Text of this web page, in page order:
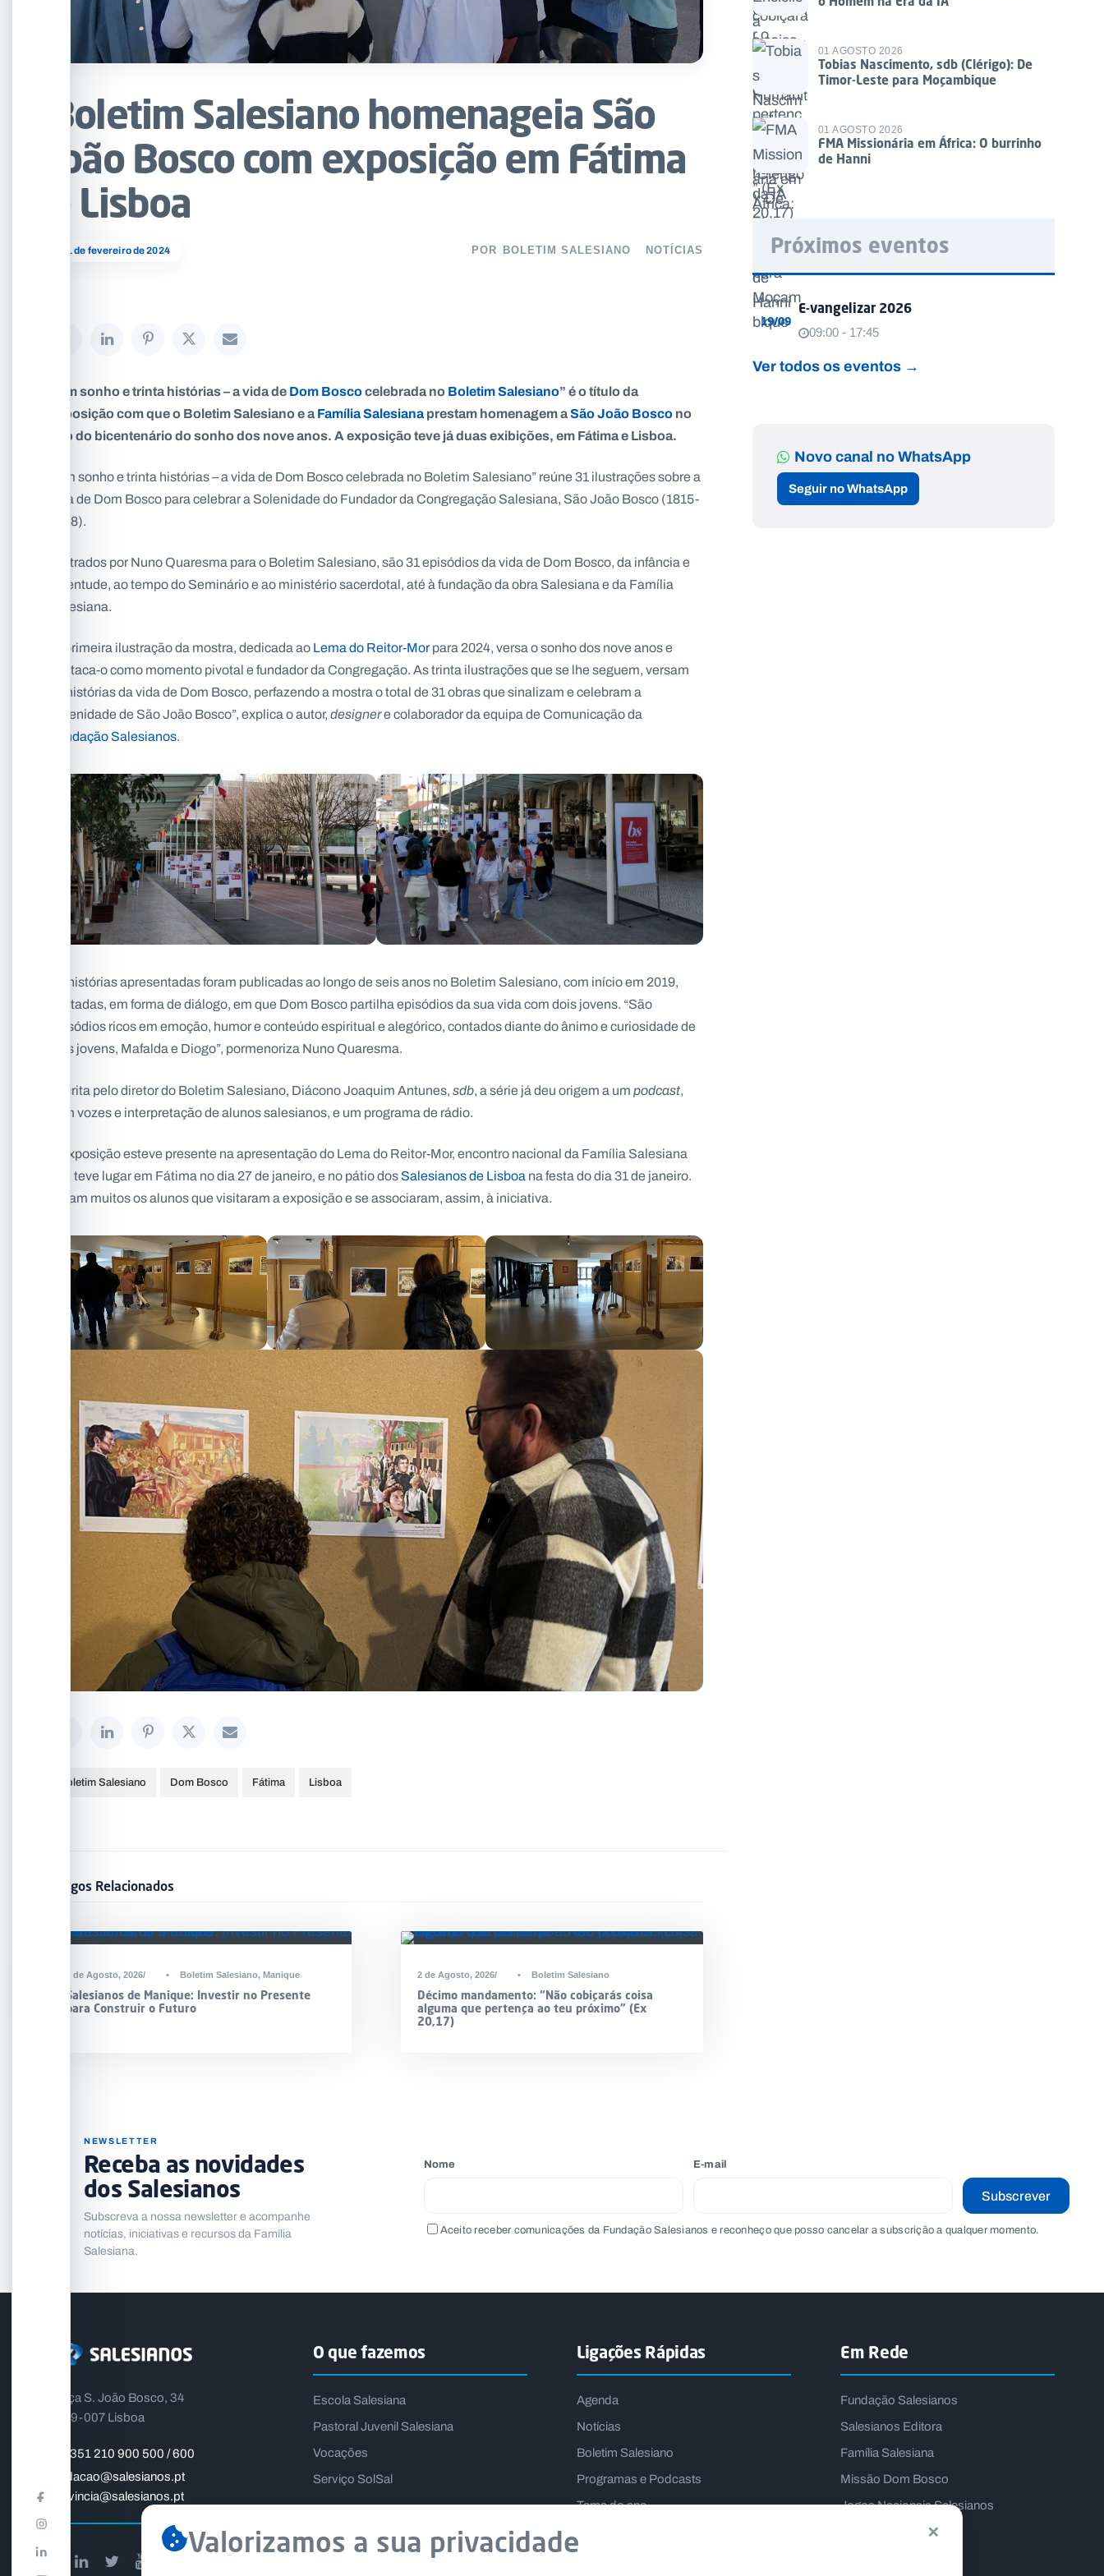
01 de fevereiro de 2024
Boletim Salesiano homenageia São
João Bosco com exposição em Fátima
e Lisboa
POR BOLETIM SALESIANO NOTÍCIAS
“Um sonho e trinta histórias – a vida deDom Boscocelebrada noBoletim Salesiano” é o título da
exposição com que o Boletim Salesiano e aFamília Salesianaprestam homenagem aSão João Boscono
ano do bicentenário do sonho dos nove anos.A exposição teve já duas exibições, em Fátima e Lisboa.
“Um sonho e trinta histórias – a vida de Dom Bosco celebrada no Boletim Salesiano” reúne 31 ilustrações sobre a
vida de Dom Bosco para celebrar a Solenidade do Fundador da Congregação Salesiana, São João Bosco (1815-
1888).
Ilustrados por Nuno Quaresma para o Boletim Salesiano, são 31 episódios da vida de Dom Bosco, da infância e
juventude, ao tempo do Seminário e ao ministério sacerdotal, até à fundação da obra Salesiana e da Família
Salesiana.
“A primeira ilustração da mostra, dedicada aoLema do Reitor-Morpara 2024, versa o sonho dos nove anos e
destaca-o como momento pivotal e fundador da Congregação. As trinta ilustrações que se lhe seguem, versam
as histórias da vida de Dom Bosco, perfazendo a mostra o total de 31 obras que sinalizam e celebram a
Solenidade de São João Bosco”, explica o autor,designere colaborador da equipa de Comunicação da
Fundação Salesianos.
As histórias apresentadas foram publicadas ao longo de seis anos no Boletim Salesiano, com início em 2019,
contadas, em forma de diálogo, em que Dom Bosco partilha episódios da sua vida com dois jovens. “São
episódios ricos em emoção, humor e conteúdo espiritual e alegórico, contados diante do ânimo e curiosidade de
dois jovens, Mafalda e Diogo”, pormenoriza Nuno Quaresma.
Escrita pelo diretor do Boletim Salesiano, Diácono Joaquim Antunes,sdb, a série já deu origem a umpodcast,
com vozes e interpretação de alunos salesianos, e um programa de rádio.
A exposição esteve presente na apresentação do Lema do Reitor-Mor, encontro nacional da Família Salesiana
que teve lugar em Fátima no dia 27 de janeiro, e no pátio dosSalesianos de Lisboana festa do dia 31 de janeiro.
Foram muitos os alunos que visitaram a exposição e se associaram, assim, à iniciativa.
Boletim Salesiano Dom Bosco Fátima Lisboa
Artigos Relacionados
2 de Agosto, 2026 • Boletim Salesiano, Manique
Salesianos de Manique: Investir no Presente
para Construir o Futuro
2 de Agosto, 2026 • Boletim Salesiano
Décimo mandamento: “Não cobiçarás coisa
alguma que pertença ao teu próximo” (Ex
20,17)
01 AGOSTO 2026
Tobias Nascimento, sdb (Clérigo): De
Timor-Leste para Moçambique
01 AGOSTO 2026
FMA Missionária em África: O burrinho
de Hanni
Próximos eventos
19/09
E-vangelizar 2026
09:00 - 17:45
Ver todos os eventos →
Novo canal no WhatsApp
Seguir no WhatsApp
NEWSLETTER
Receba as novidades
dos Salesianos
Subscreva a nossa newsletter e acompanhe
notícias, iniciativas e recursos da Família
Salesiana.
Nome E-mail
Aceito receber comunicações da Fundação Salesianos e reconheço que posso cancelar a subscrição a qualquer momento.
Subscrever
Praça S. João Bosco, 34
1399-007 Lisboa
+351 210 900 500 / 600
fundacao@salesianos.pt
provincia@salesianos.pt
O que fazemos
Escola Salesiana
Pastoral Juvenil Salesiana
Vocações
Serviço SolSal
Ligações Rápidas
Agenda
Notícias
Boletim Salesiano
Programas e Podcasts
Tema do ano
Em Rede
Fundação Salesianos
Salesianos Editora
Família Salesiana
Missão Dom Bosco
Jogos Nacionais Salesianos
×
Valorizamos a sua privacidade